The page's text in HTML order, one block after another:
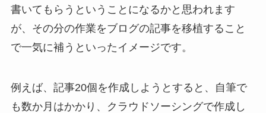
書いてもらうということになるかと思われます
が、その分の作業をブログの記事を移植すること
で一気に補うといったイメージです。
例えば、記事20個を作成しようとすると、自筆で
も数か月はかかり、クラウドソーシングで作成し